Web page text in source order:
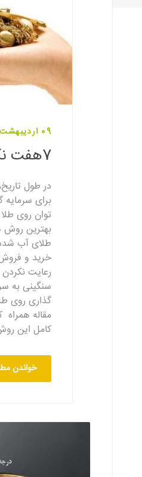
09 اردیبهشت 1403
7هفت نکته خرید طلای آب شده
در طول
برای
توان روی
بهترین روش
طلای آب
خرید و
رعایت
سنگینی به
گذاری روی
مقاله همراه
کامل این
خواندن